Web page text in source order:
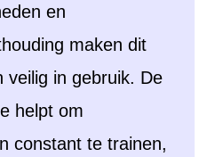
en
maken dit
veilig in gebruik. De
helpt om
constant te trainen,